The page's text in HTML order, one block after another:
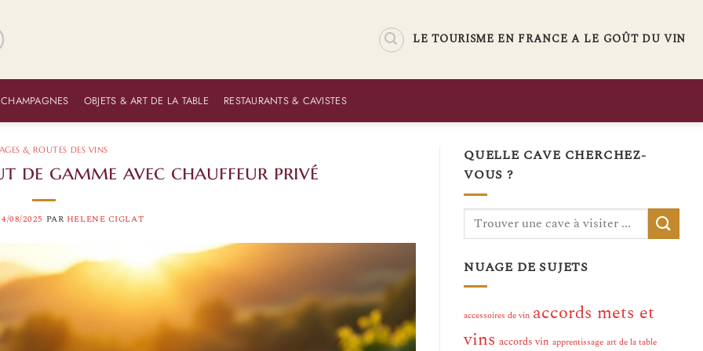
LE TOURISME EN FRANCE A LE GOÛT DU VIN
OBJETS & ART DE LA TABLE RESTAURANTS & CAVISTES
& ROUTES DES VINS
de gamme avec chauffeur privé
08/2025 PAR HELENE CIGLAT
QUELLE CAVE CHERCHEZ-
VOUS ?
NUAGE DE SUJETS
accessoires de vin accords mets et
vins accords vin apprentissage art de la table